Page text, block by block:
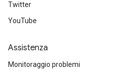
Twitter
YouTube
Assistenza
Monitoraggio problemi